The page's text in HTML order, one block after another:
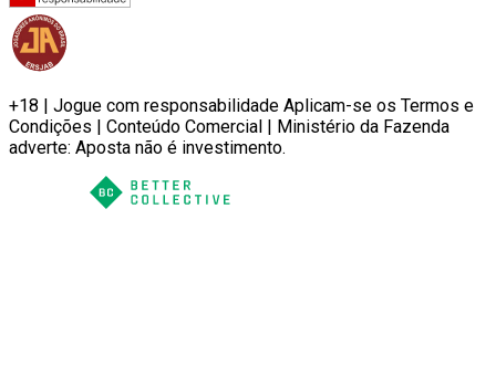
+18 | Jogue com responsabilidade Aplicam-se os Termos e
Condições | Conteúdo Comercial | Ministério da Fazenda
adverte: Aposta não é investimento.